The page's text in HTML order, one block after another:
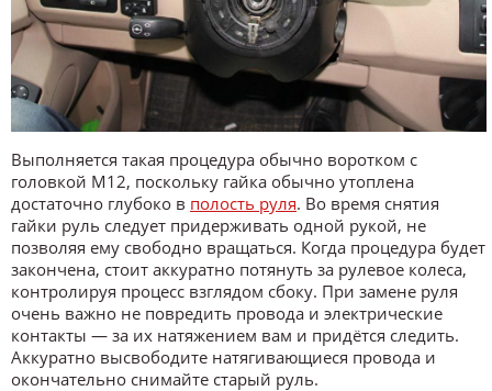
Выполняется такая процедура обычно воротком с
головкой М12, поскольку гайка обычно утоплена
достаточно глубоко в полость руля. Во время снятия
гайки руль следует придерживать одной рукой, не
позволяя ему свободно вращаться. Когда процедура будет
закончена, стоит аккуратно потянуть за рулевое колеса,
контролируя процесс взглядом сбоку. При замене руля
очень важно не повредить провода и электрические
контакты — за их натяжением вам и придётся следить.
Аккуратно высвободите натягивающиеся провода и
окончательно снимайте старый руль.